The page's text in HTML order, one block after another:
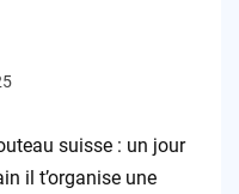
suisse : un jour
il t’organise une